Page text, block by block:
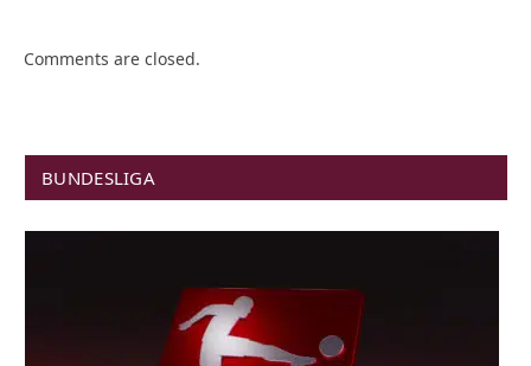
Comments are closed.
BUNDESLIGA